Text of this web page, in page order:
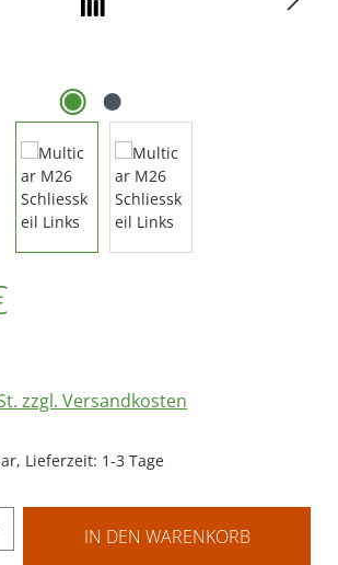
zzgl. Versandkosten
Lieferzeit: 1-3 Tage
Gib den gewünschten
IN DEN WARENKORB